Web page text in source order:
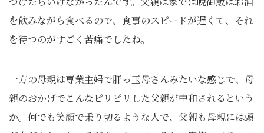
を飲みながら食べるので、食事のスピードが遅くて、それ
を待つのがすごく苦痛でしたね。
一方の母親は専業主婦で肝っ玉母さんみたいな感じで、母
親のおかげでこんなピリピリした父親が中和されるという
か。何でも笑顔で乗り切るような人で、父親も母親には頭